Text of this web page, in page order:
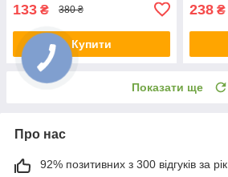
133 ₴ 380 ₴
Купити
238 ₴
Показати ще
Про нас
92% позитивних з 300 відгуків за рік